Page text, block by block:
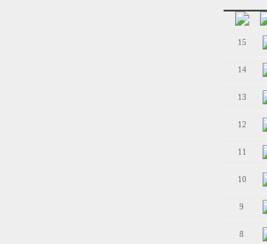
15
14
13
12
11
10
9
8